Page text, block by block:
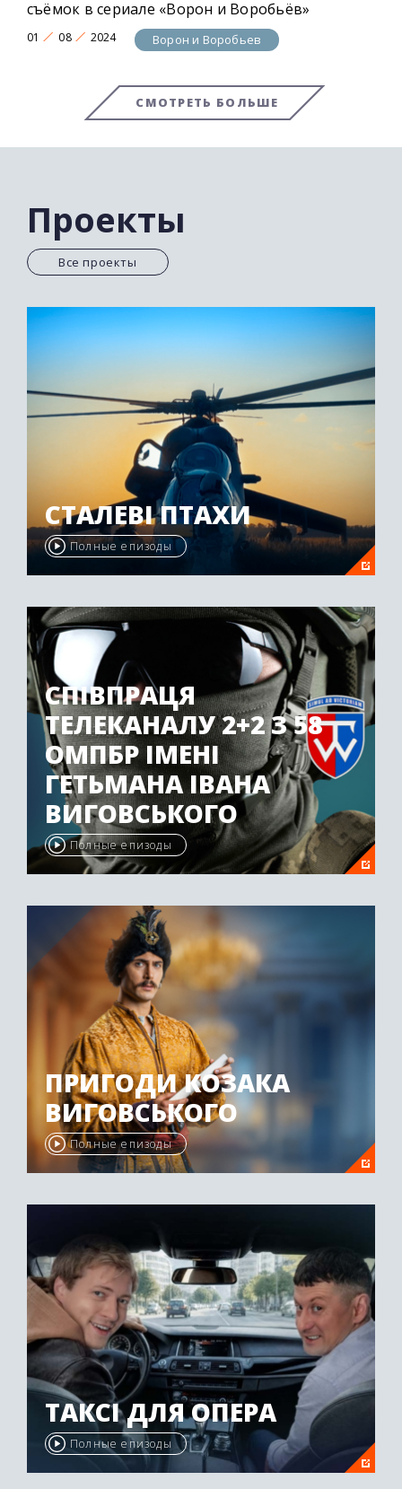
съёмок в сериале «Ворон и Воробьёв»
01 08 2024 Ворон и Воробьев
СМОТРЕТЬ БОЛЬШЕ
Проекты
Все проекты
СТАЛЕВІ ПТАХИ
Полные епизоды
СПІВПРАЦЯ
ТЕЛЕКАНАЛУ 2+2 З 58
ОМПБР ІМЕНІ
ГЕТЬМАНА ІВАНА
ВИГОВСЬКОГО
Полные епизоды
ПРИГОДИ КОЗАКА
ВИГОВСЬКОГО
Полные епизоды
ТАКСІ ДЛЯ ОПЕРА
Полные епизоды